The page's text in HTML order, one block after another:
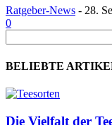
Ratgeber-News - 28.
0
BELIEBTE
Die Vielfalt der